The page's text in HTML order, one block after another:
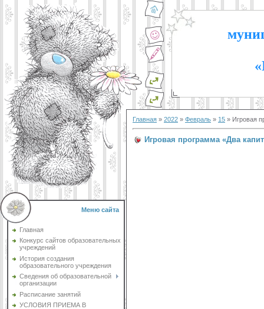
Меню сайта
Главная
Конкурс сайтов образовательных
учреждений
История создания
образовательного учреждения
Сведения об образовательной
организации
Расписание занятий
УСЛОВИЯ ПРИЕМА В
Главная » 2022 » Февраль » 15 » Игровая
Игровая программа «Два